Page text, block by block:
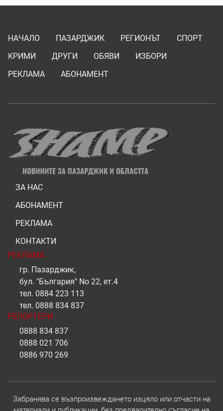
НАЧАЛО ПАЗАРДЖИК РЕГИОНЪТ
СПОРТ
КРИМИ
ДРУГИ ОБЯВИ
ИЗБОРИ
РЕКЛАМА
АБОНАМЕНТ
ЗА НАС
АБОНАМЕНТ
РЕКЛАМА
КОНТАКТИ
РЕКЛАМА
гр. Пазарджик,
бул. "България" No 22, ет.4
тел. 0884 223 113
тел. 0888 834 837
РЕПОРТЕРИ
0888 834 837
0888 021 706
0886 970 269
Забранява се възпроизвеждането изцяло или отчасти на